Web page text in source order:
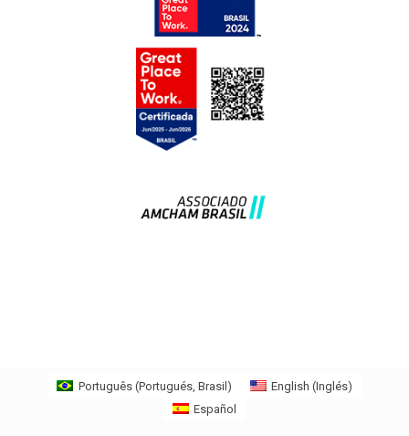
Português(Portugués, Brasil ) English (Inglés)
Español